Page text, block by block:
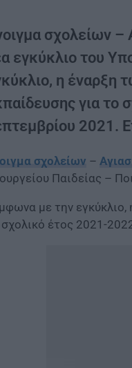
σχολείων –
εγκύκλιο του
η έναρξη
για το
2021.
σχολείων –
Παιδείας –
με την
έτος 2021-